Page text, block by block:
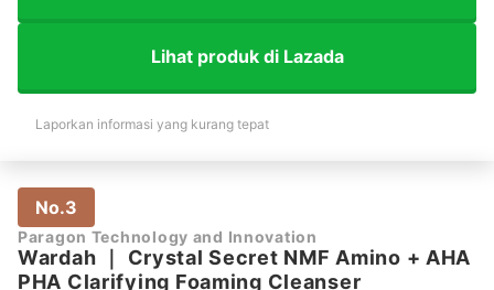
Lihat produk di Lazada
Laporkan informasi yang kurang tepat
No.3
Paragon Technology and Innovation
Wardah
Crystal Secret NMF Amino + AHA
PHA Clarifying Foaming Cleanser